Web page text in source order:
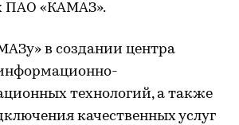
ПАО «КАМАЗ».
в создании центра
технологий, а также
качественных услуг